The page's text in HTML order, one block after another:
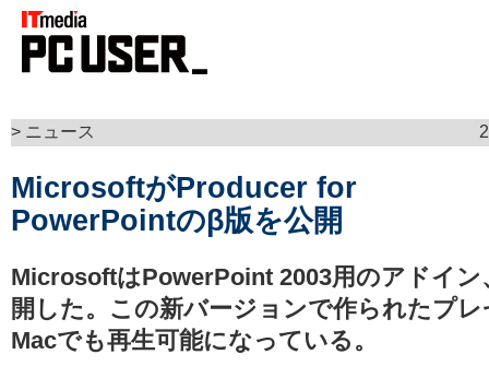
> ニュース
MicrosoftがProducer for
PowerPointのβ版を公開
MicrosoftはPowerPoint 2003用のアドイ
開した。この新バージョンで作られたプ
Macでも再生可能になっている。